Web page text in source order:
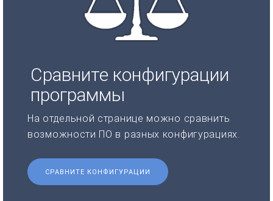
Сравните конфигурации
программы
На отдельной странице можно сравнить
возможности ПО в разных конфигурациях.
СРАВНИТЕ КОНФИГУРАЦИИ